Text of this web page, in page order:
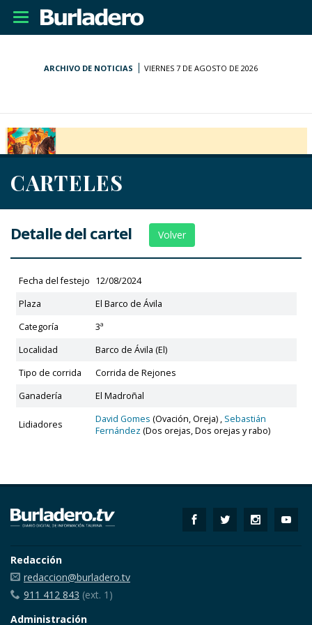
Desplegar
navegación
ARCHIVO DE NOTICIAS VIERNES 7 DE AGOSTO DE 2026
CARTELES
Detalle del cartel Volver
Fecha del festejo 12/08/2024
Plaza
El Barco de Ávila
Categoría
3ª
Localidad
Barco de Ávila (El)
Tipo de corrida
Corrida de Rejones
Ganadería
El Madroñal
Lidiadores David Gomes (Ovación, Oreja) , Sebastián
Fernández (Dos orejas, Dos orejas y rabo)
Redacción
redaccion@burladero.tv
911 412 843 (ext. 1)
Administración